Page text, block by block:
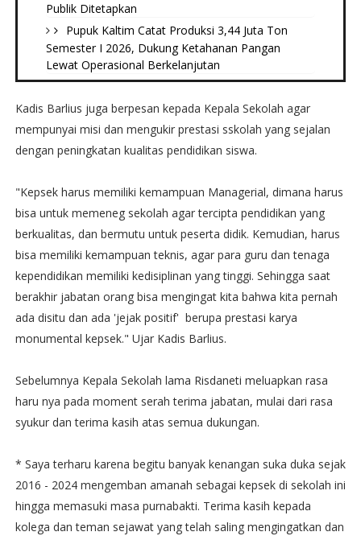
Publik Ditetapkan
Pupuk Kaltim Catat Produksi 3,44 Juta Ton
Semester I 2026, Dukung Ketahanan Pangan
Lewat Operasional Berkelanjutan
Kadis Barlius juga berpesan kepada Kepala Sekolah agar
mempunyai misi dan mengukir prestasi sskolah yang sejalan
dengan peningkatan kualitas pendidikan siswa.
"Kepsek harus memiliki kemampuan Managerial, dimana harus
bisa untuk memeneg sekolah agar tercipta pendidikan yang
berkualitas, dan bermutu untuk peserta didik. Kemudian, harus
bisa memiliki kemampuan teknis, agar para guru dan tenaga
kependidikan memiliki kedisiplinan yang tinggi. Sehingga saat
berakhir jabatan orang bisa mengingat kita bahwa kita pernah
ada disitu dan ada 'jejak positif' berupa prestasi karya
monumental kepsek." Ujar Kadis Barlius.
Sebelumnya Kepala Sekolah lama Risdaneti meluapkan rasa
haru nya pada moment serah terima jabatan, mulai dari rasa
syukur dan terima kasih atas semua dukungan.
* Saya terharu karena begitu banyak kenangan suka duka sejak
2016 - 2024 mengemban amanah sebagai kepsek di sekolah ini
hingga memasuki masa purnabakti. Terima kasih kepada
kolega dan teman sejawat yang telah saling mengingatkan dan